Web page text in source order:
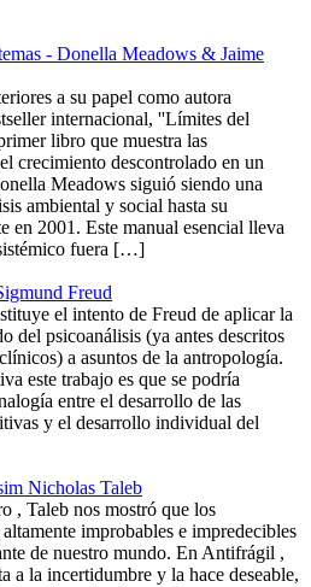
- Donella Meadows & Jaime
a su papel como autora
internacional, ''Límites del
libro que muestra las
crecimiento descontrolado en un
Meadows siguió siendo una
ambiental y social hasta su
en 2001. Este manual esencial lleva
fuera […]
Freud
el intento de Freud de aplicar la
del psicoanálisis (ya antes descritos
a asuntos de la antropología.
este trabajo es que se podría
entre el desarrollo de las
y el desarrollo individual del
Nicholas Taleb
, Taleb nos mostró que los
improbables e impredecibles
de nuestro mundo. En Antifrágil ,
a la incertidumbre y la hace deseable,